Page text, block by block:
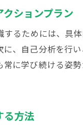
ションプラン
るためには、具
、自己分析を行
に学び続ける姿
る方法